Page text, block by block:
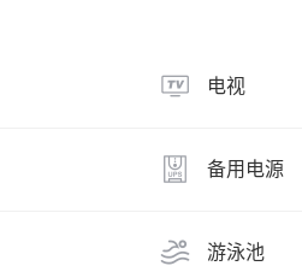
电视
备用电源
游泳池